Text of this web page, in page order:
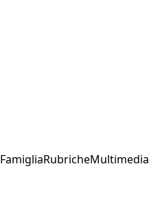
FamigliaRubricheMultimedia